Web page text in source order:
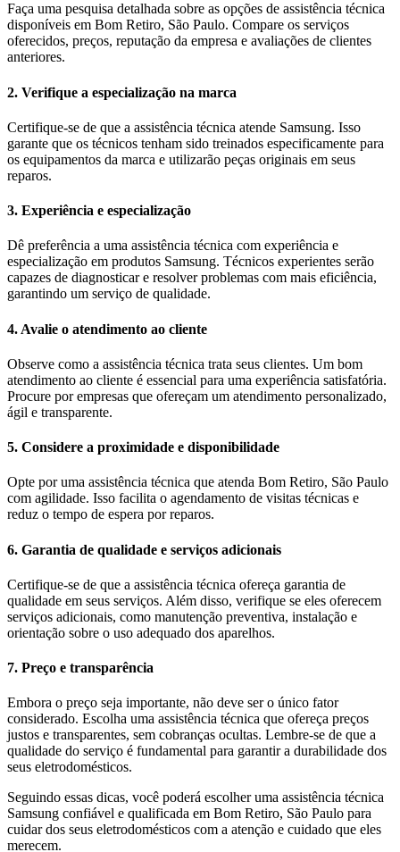
Faça uma pesquisa detalhada sobre as opções de assistência técnica
disponíveis em Bom Retiro, São Paulo. Compare os serviços
oferecidos, preços, reputação da empresa e avaliações de clientes
anteriores.
2. Verifique a especialização na marca
Certifique-se de que a assistência técnica atende Samsung. Isso
garante que os técnicos tenham sido treinados especificamente para
os equipamentos da marca e utilizarão peças originais em seus
reparos.
3. Experiência e especialização
Dê preferência a uma assistência técnica com experiência e
especialização em produtos Samsung. Técnicos experientes serão
capazes de diagnosticar e resolver problemas com mais eficiência,
garantindo um serviço de qualidade.
4. Avalie o atendimento ao cliente
Observe como a assistência técnica trata seus clientes. Um bom
atendimento ao cliente é essencial para uma experiência satisfatória.
Procure por empresas que ofereçam um atendimento personalizado,
ágil e transparente.
5. Considere a proximidade e disponibilidade
Opte por uma assistência técnica que atenda Bom Retiro, São Paulo
com agilidade. Isso facilita o agendamento de visitas técnicas e
reduz o tempo de espera por reparos.
6. Garantia de qualidade e serviços adicionais
Certifique-se de que a assistência técnica ofereça garantia de
qualidade em seus serviços. Além disso, verifique se eles oferecem
serviços adicionais, como manutenção preventiva, instalação e
orientação sobre o uso adequado dos aparelhos.
7. Preço e transparência
Embora o preço seja importante, não deve ser o único fator
considerado. Escolha uma assistência técnica que ofereça preços
justos e transparentes, sem cobranças ocultas. Lembre-se de que a
qualidade do serviço é fundamental para garantir a durabilidade dos
seus eletrodomésticos.
Seguindo essas dicas, você poderá escolher uma assistência técnica
Samsung confiável e qualificada em Bom Retiro, São Paulo para
cuidar dos seus eletrodomésticos com a atenção e cuidado que eles
merecem.